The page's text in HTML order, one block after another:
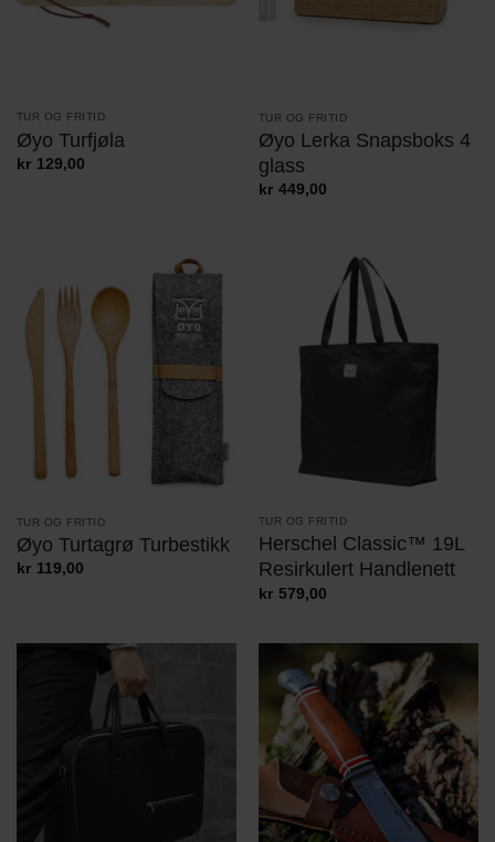
TUR OG FRITID
Øyo Turfjøla
kr 129,00
TUR OG FRITID
Øyo Lerka Snapsboks 4
glass
kr 449,00
TUR OG FRITID
Øyo Turtagrø Turbestikk
kr 119,00
TUR OG FRITID
Herschel Classic™ 19L
Resirkulert Handlenett
kr 579,00